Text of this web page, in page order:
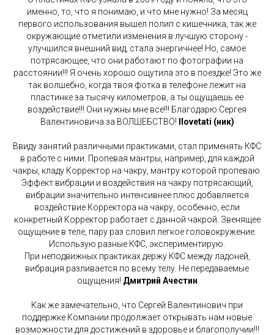
именно, то, что я понимаю, и что мне нужно! За месяц
первого использования вышел полип с кишечника, так же
окружающие отметили изменения в лучшую сторону -
улучшился внешний вид, стала энергичнее! Но, самое
потрясающее, что они работают по фотографии на
расстоянии!!! Я очень хорошо ощутила это в поездке! Это же
так волшебно, когда твоя фотка в телефоне лежит на
пластинке за тысячу километров, а ты ощущаешь ее
воздействие!!! Они нужны мне все!!! Благодарю Сергея
Валентиновича за ВОЛШЕБСТВО!
Ilovetati (ник)
Ввиду занятий различными практиками, стал применять КФС
в работе с ними. Пропевая мантры, например, для каждой
чакры, кладу Корректор на чакру, мантру которой пропеваю.
Эффект вибрации и воздействия на чакру потрясающий,
вибрации значительно интенсивнее плюс добавляется
воздействие Корректора на чакру, особенно, если
конкретный Корректор работает с данной чакрой. Звенящее
ощущение в теле, пару раз словил легкое головокружение.
Использую разные КФС, экспериментирую.
При неподвижных практиках держу КФС между ладоней,
вибрация разливается по всему телу. Не передаваемые
ощущения! Дмитрий Ачестин
Как же замечательно, что Сергей Валентинович при
поддержке Компании продолжает открывать нам новые
возможности для достижений в здоровье и благополучии!!!